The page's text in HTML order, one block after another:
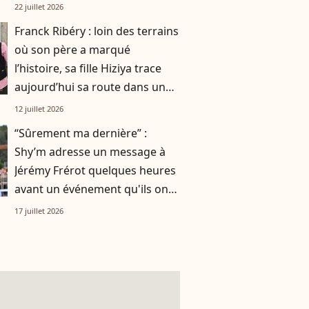
smoothie"
22 juillet 2026
Franck Ribéry : loin des terrains
où son père a marqué
l’histoire, sa fille Hiziya trace
aujourd’hui sa route dans un
tout autre univers
12 juillet 2026
“Sûrement ma dernière” :
Shy’m adresse un message à
Jérémy Frérot quelques heures
avant un événement qu'ils ont
vécu ensemble
17 juillet 2026